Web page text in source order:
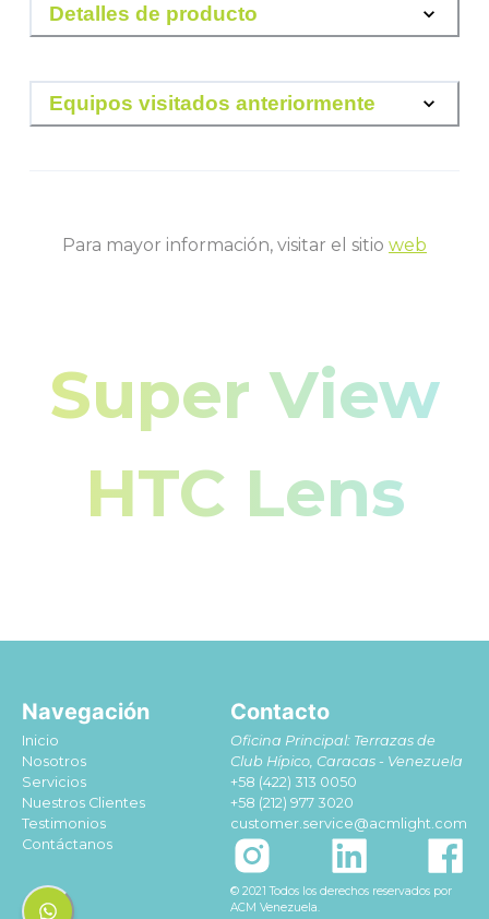
Detalles de producto
Equipos visitados anteriormente
Para mayor información, visitar el sitio web
Super View
HTC Lens
Navegación
Inicio
Nosotros
Servicios
Nuestros Clientes
Testimonios
Contáctanos
Contacto
Oficina Principal: Terrazas de
Club Hípico, Caracas - Venezuela
+58 (422) 313 0050
+58 (212) 977 3020
customer.service@acmlight.com
© 2021 Todos los derechos reservados por
ACM Venezuela.